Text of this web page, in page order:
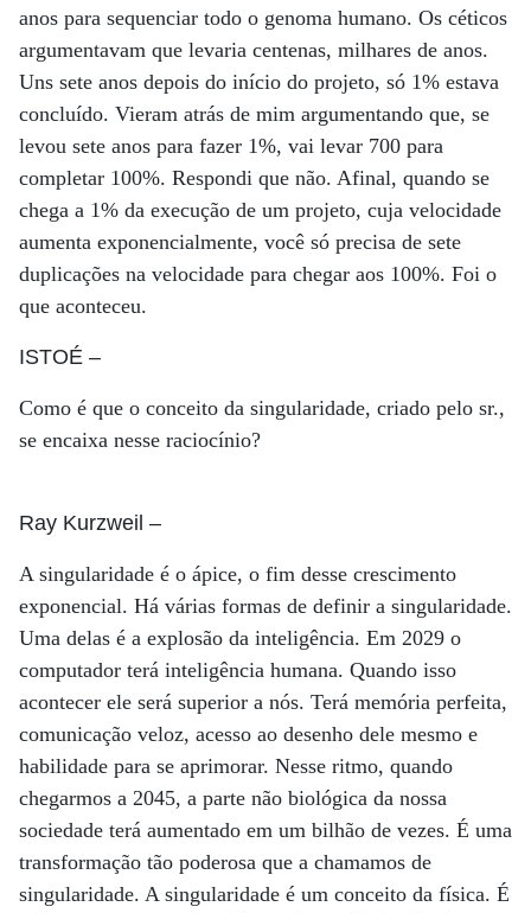
anos para sequenciar todo o genoma humano. Os céticos
argumentavam que levaria centenas, milhares de anos.
Uns sete anos depois do início do projeto, só 1% estava
concluído. Vieram atrás de mim argumentando que, se
levou sete anos para fazer 1%, vai levar 700 para
completar 100%. Respondi que não. Afinal, quando se
chega a 1% da execução de um projeto, cuja velocidade
aumenta exponencialmente, você só precisa de sete
duplicações na velocidade para chegar aos 100%. Foi o
que aconteceu.
ISTOÉ –
Como é que o conceito da singularidade, criado pelo sr.,
se encaixa nesse raciocínio?
Ray Kurzweil –
A singularidade é o ápice, o fim desse crescimento
exponencial. Há várias formas de definir a singularidade.
Uma delas é a explosão da inteligência. Em 2029 o
computador terá inteligência humana. Quando isso
acontecer ele será superior a nós. Terá memória perfeita,
comunicação veloz, acesso ao desenho dele mesmo e
habilidade para se aprimorar. Nesse ritmo, quando
chegarmos a 2045, a parte não biológica da nossa
sociedade terá aumentado em um bilhão de vezes. É uma
transformação tão poderosa que a chamamos de
singularidade. A singularidade é um conceito da física. É